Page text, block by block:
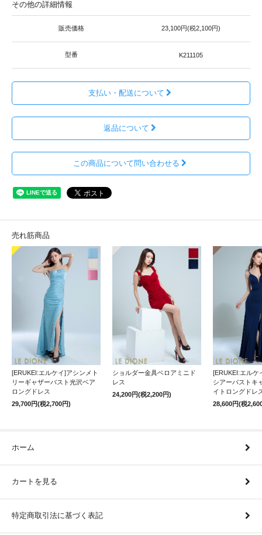
その他の詳細情報
販売価格 23,100円(税2,100円)
型番 K211105
支払い・配送について
返品について
この商品について問い合わせる
売れ筋商品
[ERUKEI:エルケイ]アシンメト
リーギャザーバスト光沢ベア
ロングドレス
29,700円(税2,700円)
ショルダー金具ベロアミニド
レス
24,200円(税2,200円)
[ERUKEI:エルケ
シアーバストキ
イトロングドレ
28,600円(税
ホーム
カートを見る
特定商取引法に基づく表記